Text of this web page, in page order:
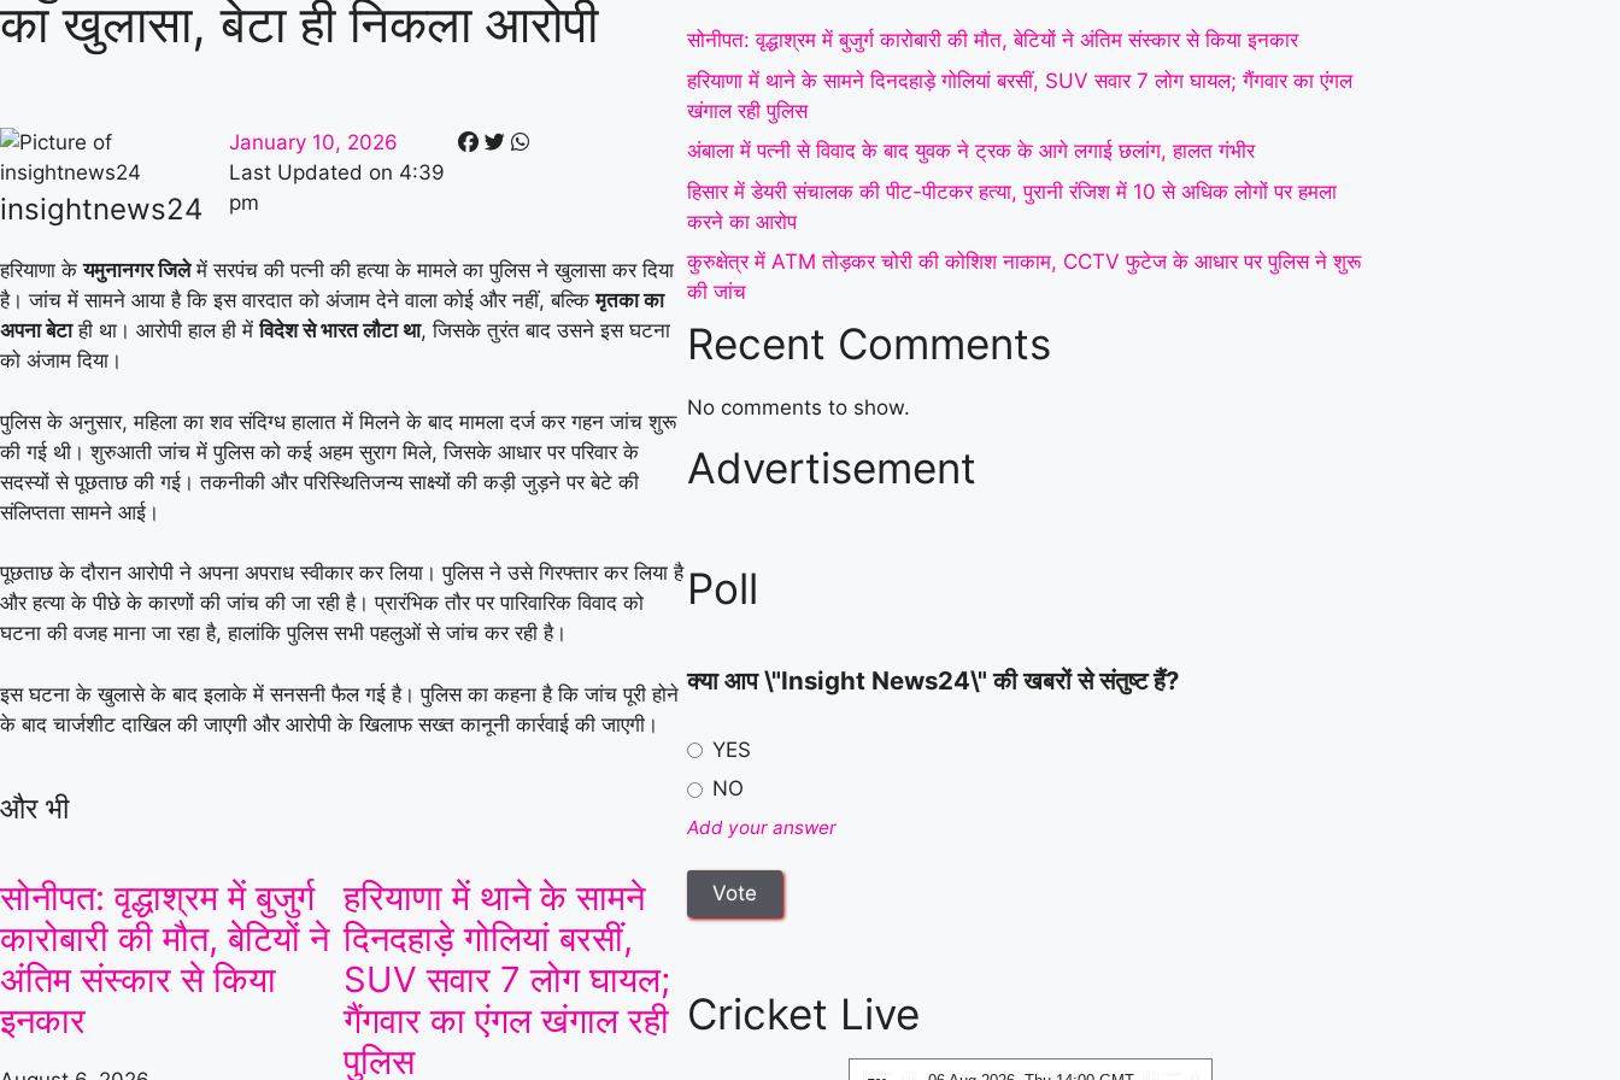
पीटकर हत्या, पुरानी रंजिश
हमला करने का आरोप |
चोरी की कोशिश नाकाम,
पुलिस ने शुरू की जांच |
फरीदाबाद स्कूल में महिला
शिक्षिका की दिनदहाड़े हत्या,
का खुलासा, बेटा ही निकला आरोपी
insightnews24
January 10, 2026
Last Updated on 4:39
pm
हरियाणा केयमुनानगर जिलेमें सरपंच की पत्नी की हत्या के मामले का पुलिस ने खुलासा कर दिया
है। जांच में सामने आया है कि इस वारदात को अंजाम देने वाला कोई और नहीं, बल्किमृतका का
अपना बेटाही था। आरोपी हाल ही मेंविदेश से भारत लौटा था, जिसके तुरंत बाद उसने इस घटना
को अंजाम दिया।
पुलिस के अनुसार, महिला का शव संदिग्ध हालात में मिलने के बाद मामला दर्ज कर गहन जांच शुरू
की गई थी। शुरुआती जांच में पुलिस को कई अहम सुराग मिले, जिसके आधार पर परिवार के
सदस्यों से पूछताछ की गई। तकनीकी और परिस्थितिजन्य साक्ष्यों की कड़ी जुड़ने पर बेटे की
संलिप्तता सामने आई।
पूछताछ के दौरान आरोपी ने अपना अपराध स्वीकार कर लिया। पुलिस ने उसे गिरफ्तार कर लिया है
और हत्या के पीछे के कारणों की जांच की जा रही है। प्रारंभिक तौर पर पारिवारिक विवाद को
घटना की वजह माना जा रहा है, हालांकि पुलिस सभी पहलुओं से जांच कर रही है।
इस घटना के खुलासे के बाद इलाके में सनसनी फैल गई है। पुलिस का कहना है कि जांच पूरी होने
के बाद चार्जशीट दाखिल की जाएगी और आरोपी के खिलाफ सख्त कानूनी कार्रवाई की जाएगी।
और भी
सोनीपत: वृद्धाश्रम में बुजुर्ग
कारोबारी की मौत, बेटियों ने
अंतिम संस्कार से किया
इनकार
हरियाणा में थाने के सामने
दिनदहाड़े गोलियां बरसीं,
SUV सवार 7 लोग घायल;
गैंगवार का एंगल खंगाल रही
पुलिस
सोनीपत: वृद्धाश्रम में बुजुर्ग कारोबारी की मौत, बेटियों ने अंतिम संस्कार से किया इनकार
हरियाणा में थाने के सामने दिनदहाड़े गोलियां बरसीं, SUV सवार 7 लोग घायल; गैंगवार का एंगल
खंगाल रही पुलिस
अंबाला में पत्नी से विवाद के बाद युवक ने ट्रक के आगे लगाई छलांग, हालत गंभीर
हिसार में डेयरी संचालक की पीट-पीटकर हत्या, पुरानी रंजिश में 10 से अधिक लोगों पर हमला
करने का आरोप
कुरुक्षेत्र में ATM तोड़कर चोरी की कोशिश नाकाम, CCTV फुटेज के आधार पर पुलिस ने शुरू
की जांच
Recent Comments
No comments to show.
Advertisement
Poll
क्या आप \"Insight News24\" की खबरों से संतुष्ट हैं?
YES
NO
Add your answer
Cricket Live